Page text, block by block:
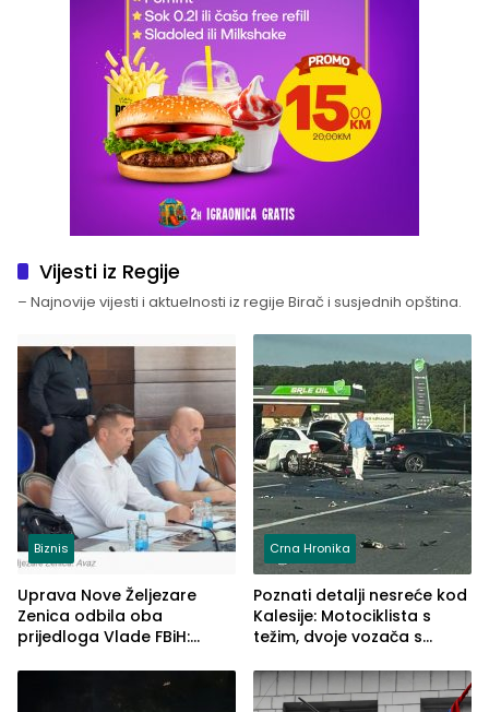
Vijesti iz Regije
– Najnovije vijesti i aktuelnosti iz regije Birač i susjednih opština.
Biznis
Uprava Nove Željezare
Zenica odbila oba
prijedloga Vlade FBiH:
rješenje
Crna Hronika
Poznati detalji nesreće kod
Kalesije: Motociklista s
težim, dvoje vozača s